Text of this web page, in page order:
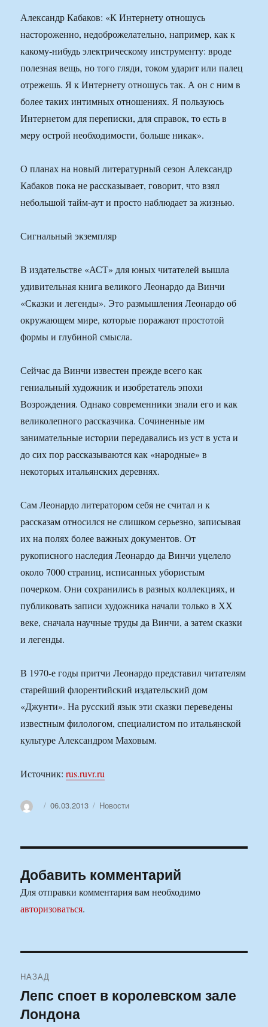
Александр Кабаков: «К Интернету отношусь
настороженно, недоброжелательно, например, как к
какому-нибудь электрическому инструменту: вроде
полезная вещь, но того гляди, током ударит или палец
отрежешь. Я к Интернету отношусь так. А он с ним в
более таких интимных отношениях. Я пользуюсь
Интернетом для переписки, для справок, то есть в
меру острой необходимости, больше никак».
О планах на новый литературный сезон Александр
Кабаков пока не рассказывает, говорит, что взял
небольшой тайм-аут и просто наблюдает за жизнью.
Сигнальный экземпляр
В издательстве «АСТ» для юных читателей вышла
удивительная книга великого Леонардо да Винчи
«Сказки и легенды». Это размышления Леонардо об
окружающем мире, которые поражают простотой
формы и глубиной смысла.
Сейчас да Винчи известен прежде всего как
гениальный художник и изобретатель эпохи
Возрождения. Однако современники знали его и как
великолепного рассказчика. Сочиненные им
занимательные истории передавались из уст в уста и
до сих пор рассказываются как «народные» в
некоторых итальянских деревнях.
Сам Леонардо литератором себя не считал и к
рассказам относился не слишком серьезно, записывая
их на полях более важных документов. От
рукописного наследия Леонардо да Винчи уцелело
около 7000 страниц, исписанных убористым
почерком. Они сохранились в разных коллекциях, и
публиковать записи художника начали только в ХХ
веке, сначала научные труды да Винчи, а затем сказки
и легенды.
В 1970-е годы притчи Леонардо представил читателям
старейший флорентийский издательский дом
«Джунти». На русский язык эти сказки переведены
известным филологом, специалистом по итальянской
культуре Александром Маховым.
Источник:rus.ruvr.ru
АвторОпубликовано
06.03.2013 Рубрики
Новости
Добавить комментарий
Для отправки комментария вам необходимо
авторизоваться.
по
записям
НАЗАД
Предыдущая
запись:
Лепс споет в королевском зале
Лондона